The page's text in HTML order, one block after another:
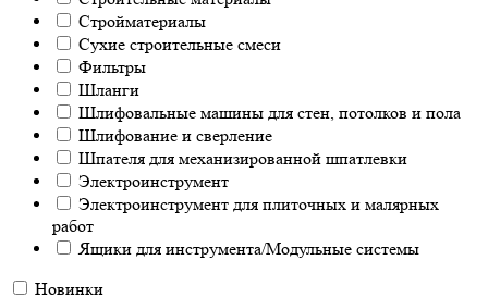
Стройматериалы
Сухие строительные смеси
Фильтры
Шланги
Шлифовальные машины для стен, потолков и пола
Шлифование и сверление
Шпателя для механизированной шпатлевки
Электроинструмент
Электроинструмент для плиточных и малярных
работ
Ящики для инструмента/Модульные системы
Новинки